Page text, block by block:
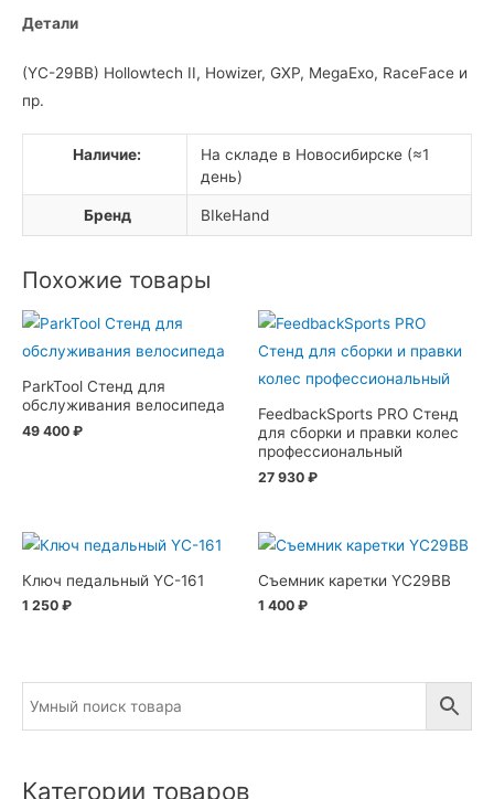
внешними
Детали
(YC-29BB) Hollowtech II, Howizer, GXP, MegaExo, RaceFace и
пр.
Наличие:
На складе в Новосибирске (≈1
день)
Бренд BIkeHand
Похожие товары
ParkTool Стенд для
обслуживания велосипеда
49 400 ₽
FeedbackSports PRO Стенд
для сборки и правки колес
профессиональный
27 930 ₽
Ключ педальный YC-161
1 250 ₽
Съемник каретки YC29BB
1 400 ₽
Категории товаров